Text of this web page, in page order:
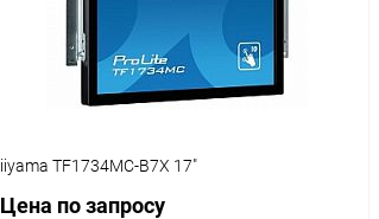
iiyama TF1734MC-B7X 17"
Цена по запросу